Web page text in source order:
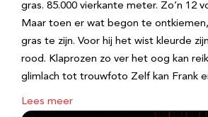
gras. 85.000 vierkante meter. Zo’n 12
Maar toen er wat begon te
gras te zijn. Voor hij het wist kleurde
rood. Klaprozen zo ver het oog kan
glimlach tot trouwfoto Zelf kan Frank
Lees meer